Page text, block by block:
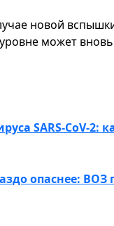
новой
может
SARS-CoV-
опаснее: